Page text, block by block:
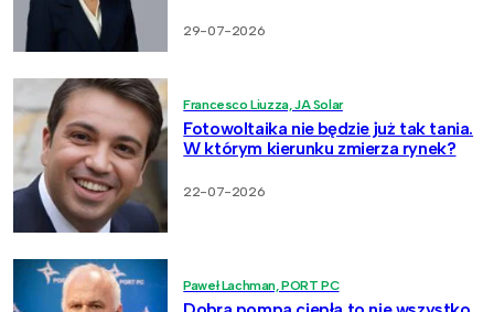
29-07-2026
Francesco Liuzza, JA Solar
Fotowoltaika nie będzie już tak tania.
W którym kierunku zmierza rynek?
22-07-2026
Paweł Lachman, PORT PC